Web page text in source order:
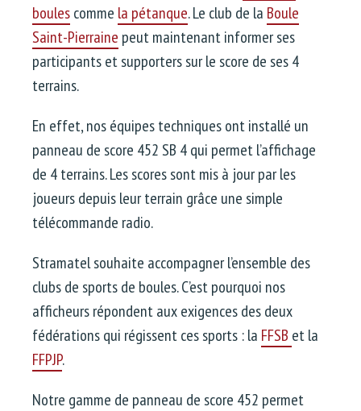
boulescomme la pétanque. Le club de la Boule
Saint-Pierraine peut maintenant informer ses
participants et supporters sur le score de ses 4
terrains.
En effet, nos équipes techniques ont installé un
panneau de score 452 SB 4 qui permet l’affichage
de 4 terrains. Les scores sont mis à jour par les
joueurs depuis leur terrain grâce une simple
télécommande radio.
Stramatel souhaite accompagner l’ensemble des
clubs de sports de boules. C’est pourquoi nos
afficheurs répondent aux exigences des deux
fédérations qui régissent ces sports : la FFSB et la
FFPJP.
Notre gamme de panneau de score 452 permet